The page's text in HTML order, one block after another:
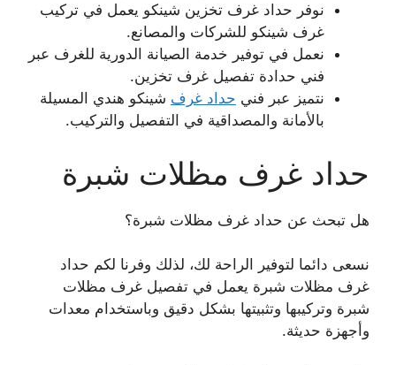
نوفر حداد غرف تخزين شينكو يعمل في تركيب
غرف شينكو للشركات والمصانع.
نعمل في توفير خدمة الصيانة الدورية للغرف عبر
فني حدادة تفصيل غرف تخزين.
نتميز عبر فني حداد غرف شينكو هندي المسيلة
بالأمانة والمصداقية في التفصيل والتركيب.
حداد غرف مظلات شبرة
هل تبحث عن حداد غرف مظلات شبرة؟
نسعى دائما لتوفير الراحة لك، لذلك وفرنا لكم حداد
غرف مظلات شبرة يعمل في تفصيل غرف مظلات
شبرة وتركيبها وتثبيتها بشكل دقيق وباستخدام معدات
وأجهزة حديثة.